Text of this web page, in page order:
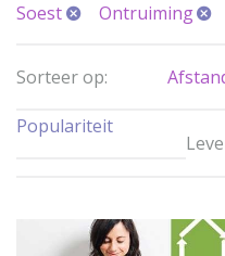
Soest Ontruiming
Sorteer op:
Populariteit